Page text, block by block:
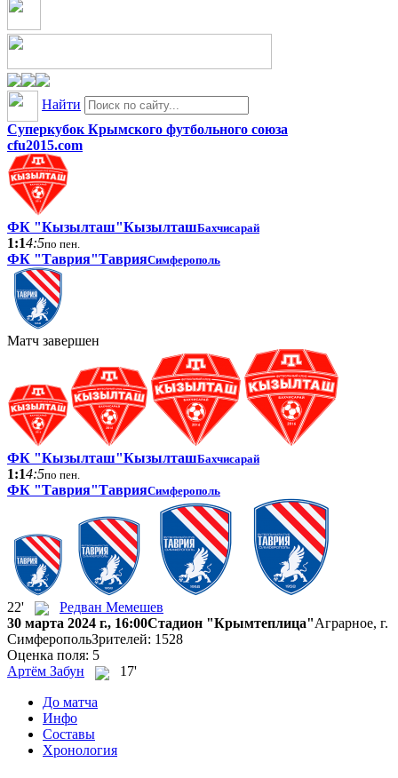
Найти
Суперкубок Крымского футбольного союза
cfu2015.com
ФК "Кызылташ"КызылташБахчисарай
1:14:5по пен.
ФК "Таврия"ТаврияСимферополь
Матч завершен
ФК "Кызылташ"КызылташБахчисарай
1:14:5по пен.
ФК "Таврия"ТаврияСимферополь
22'
Редван Мемешев
30 марта 2024 г., 16:00Стадион "Крымтеплица"Аграрное, г.
СимферопольЗрителей: 1528
Оценка поля: 5
Артём Забун
17'
До матча
Инфо
Составы
Хронология